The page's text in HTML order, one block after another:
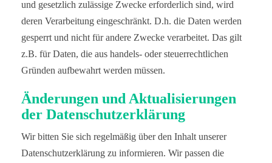
und gesetzlich zulässige Zwecke erforderlich sind, wird
deren Verarbeitung eingeschränkt. D.h. die Daten werden
gesperrt und nicht für andere Zwecke verarbeitet. Das gilt
z.B. für Daten, die aus handels- oder steuerrechtlichen
Gründen aufbewahrt werden müssen.
Änderungen und Aktualisierungen
der Datenschutzerklärung
Wir bitten Sie sich regelmäßig über den Inhalt unserer
Datenschutzerklärung zu informieren. Wir passen die